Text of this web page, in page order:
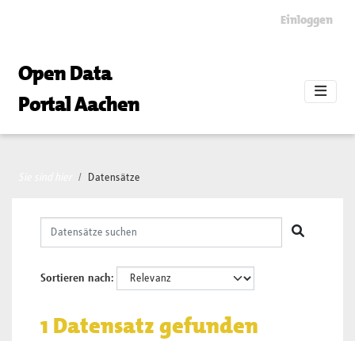
Einloggen
Open Data
Portal Aachen
Datensätze
Sortieren nach
1 Datensatz gefunden